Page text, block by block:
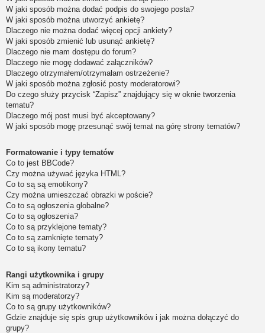
W jaki sposób można dodać podpis do swojego posta?
W jaki sposób można utworzyć ankietę?
Dlaczego nie można dodać więcej opcji ankiety?
W jaki sposób zmienić lub usunąć ankietę?
Dlaczego nie mam dostępu do forum?
Dlaczego nie mogę dodawać załączników?
Dlaczego otrzymałem/otrzymałam ostrzeżenie?
W jaki sposób można zgłosić posty moderatorowi?
Do czego służy przycisk “Zapisz” znajdujący się w oknie tworzenia
tematu?
Dlaczego mój post musi być akceptowany?
W jaki sposób mogę przesunąć swój temat na górę strony tematów?
Formatowanie i typy tematów
Co to jest BBCode?
Czy można używać języka HTML?
Co to są są emotikony?
Czy można umieszczać obrazki w poście?
Co to są ogłoszenia globalne?
Co to są ogłoszenia?
Co to są przyklejone tematy?
Co to są zamknięte tematy?
Co to są ikony tematu?
Rangi użytkownika i grupy
Kim są administratorzy?
Kim są moderatorzy?
Co to są grupy użytkowników?
Gdzie znajduje się spis grup użytkowników i jak można dołączyć do
grupy?